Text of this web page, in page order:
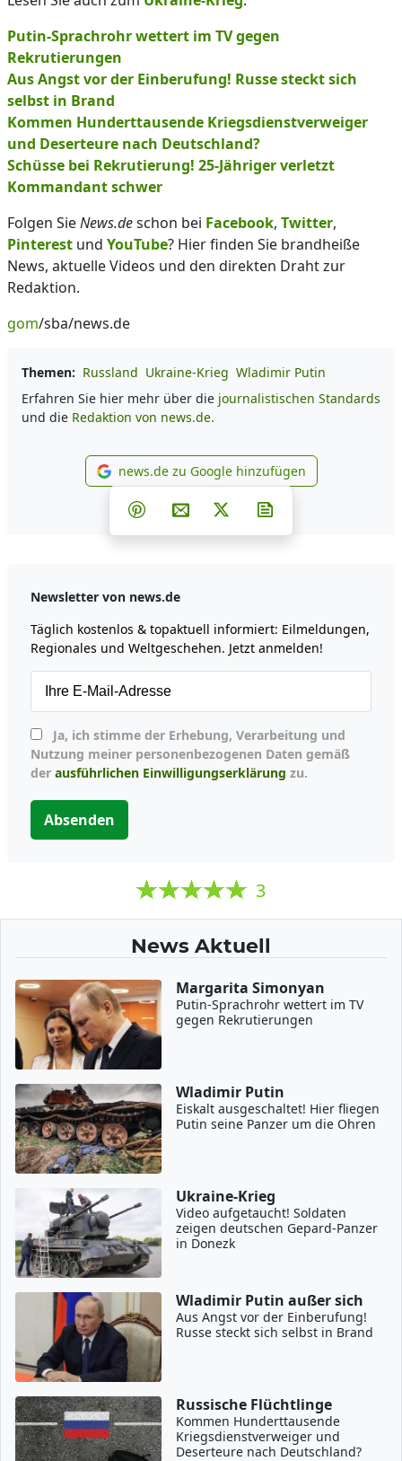
Putin-Sprachrohr wettert im TV gegen
Rekrutierungen
Aus Angst vor der Einberufung! Russe steckt sich
selbst in Brand
Kommen Hunderttausende Kriegsdienstverweiger
und Deserteure nach Deutschland?
Schüsse bei Rekrutierung! 25-Jähriger verletzt
Kommandant schwer
Folgen SieNews.deschon bei Facebook, Twitter,
Pinterest und YouTube? Hier finden Sie brandheiße
News, aktuelle Videos und den direkten Draht zur
Redaktion.
gom/sba/news.de
Themen: Russland Ukraine-Krieg Wladimir Putin
Erfahren Sie hier mehr über die journalistischen Standards
und die Redaktion von news.de.
news.de zu Google
news.de zu Google hinzufügen
Teilen auf Facebook
Teilen auf Whatsapp
Teilen auf Telegram
Teilen auf Pinterest
Per E-Mail teilen
Post auf X
Newsletter von news.de
Täglich kostenlos & topaktuell informiert: Eilmeldungen,
Regionales und Weltgeschehen. Jetzt anmelden!
Nutzung meiner personenbezogenen Daten gemäß
der ausführlichen Einwilligungserklärung zu.
Absenden
3
News Aktuell
Margarita Simonyan
Putin-Sprachrohr wettert im TV
gegen Rekrutierungen
Wladimir Putin
Eiskalt ausgeschaltet! Hier fliegen
Putin seine Panzer um die Ohren
Ukraine-Krieg
Video aufgetaucht! Soldaten
zeigen deutschen Gepard-Panzer
in Donezk
Wladimir Putin außer sich
Aus Angst vor der Einberufung!
Russe steckt sich selbst in Brand
Russische Flüchtlinge
Kommen Hunderttausende
Kriegsdienstverweiger und
Deserteure nach Deutschland?